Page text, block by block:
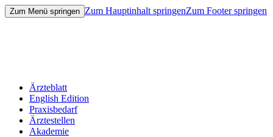
Zum Menü springen Zum Hauptinhalt springenZum Footer springen
Ärzteblatt
English Edition
Praxisbedarf
Ärztestellen
Akademie